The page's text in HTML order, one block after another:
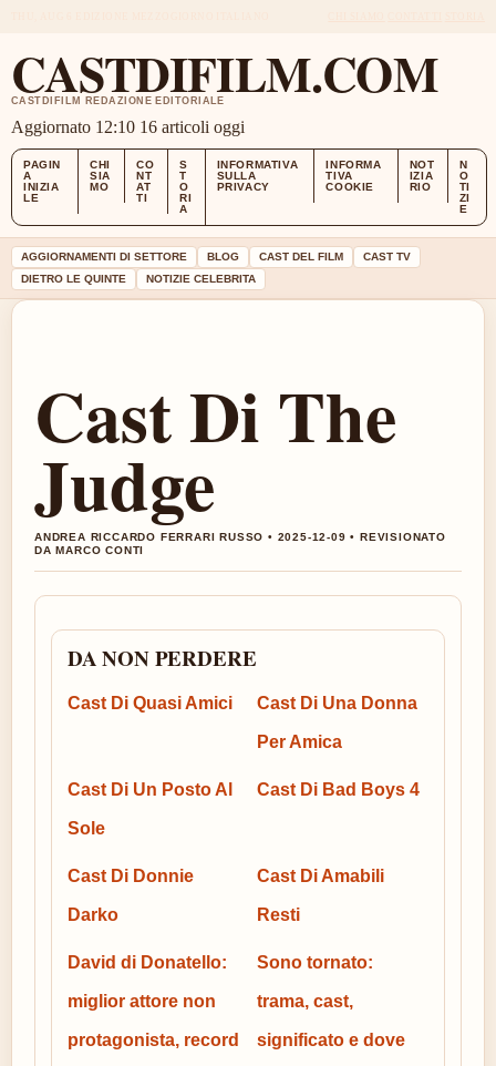
CASTDIFILM.COM
CASTDIFILM REDAZIONE EDITORIALE
Aggiornato 12:10 16 articoli oggi
PAGIN
A
INIZIA
LE
CHI
SIA
MO
CO
NT
AT
TI
S
T
O
RI
A
INFORMATIVA
SULLA
PRIVACY
INFORMA
TIVA
COOKIE
NOT
IZIA
RIO
N
O
TI
ZI
E
AGGIORNAMENTI DI SETTORE BLOG CAST DEL FILM
CAST TV
DIETRO LE QUINTE
NOTIZIE CELEBRITA
Cast Di The
Judge
ANDREA RICCARDO FERRARI RUSSO • 2025-12-09 • REVISIONATO
DA MARCO CONTI
DA NON PERDERE
Cast Di Quasi Amici Cast Di Una Donna
Per Amica
Cast Di Un Posto Al
Sole
Cast Di Bad Boys 4
Cast Di Donnie
Darko
Cast Di Amabili
Resti
David di Donatello:
miglior attore non
protagonista, record
Sono tornato:
trama, cast,
significato e dove